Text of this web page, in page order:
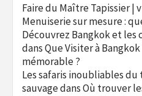
Faire du Maître Tapissier |
Menuiserie sur mesure :
Découvrez Bangkok et les
dansQue Visiter à
mémorable ?
Les safaris inoubliables
sauvagedansOù trouver